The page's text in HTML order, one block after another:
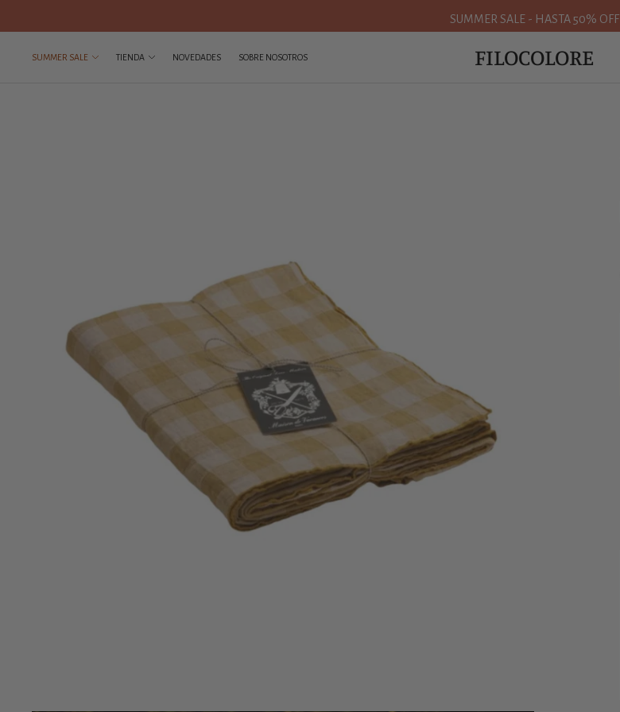
SUMMER SALE - HASTA 50% OFF
SUMMER SALE TIENDA NOVEDADES SOBRE NOSOTROS FILOCOLORE